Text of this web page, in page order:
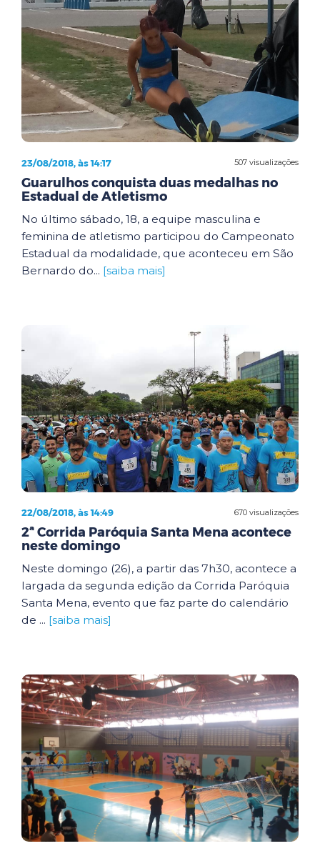
507 visualizações
23/08/2018, às 14:17
Guarulhos conquista duas medalhas no
Estadual de Atletismo
No último sábado, 18, a equipe masculina e
feminina de atletismo participou do Campeonato
Estadual da modalidade, que aconteceu em São
Bernardo do... [saiba mais]
670 visualizações
22/08/2018, às 14:49
2ª Corrida Paróquia Santa Mena acontece
neste domingo
Neste domingo (26), a partir das 7h30, acontece a
largada da segunda edição da Corrida Paróquia
Santa Mena, evento que faz parte do calendário
de ... [saiba mais]